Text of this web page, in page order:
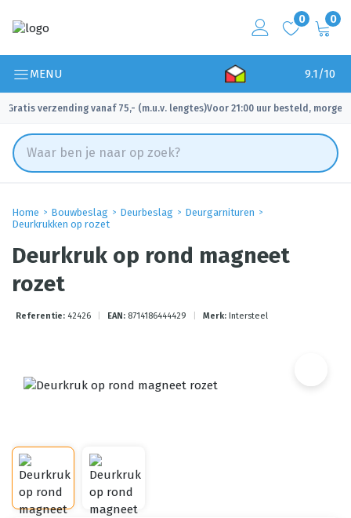
0 0
MENU 9.1/10
Gratis verzending vanaf 75,- (m.u.v. lengtes)
✓ Voor 21:00 uur besteld, morgen
Home Bouwbeslag Deurbeslag
Deurgarnituren
Deurkrukken op rozet
Deurkruk op rond magneet
rozet
Referentie: 42426 EAN: 8714186444429 Merk: Intersteel